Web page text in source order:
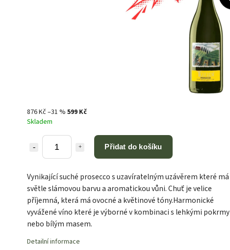
876 Kč–31 % 599 Kč
Skladem
Přidat do košíku
Vynikající suché prosecco s uzavíratelným uzávěrem které má
světle slámovou barvu a aromatickou vůni. Chuť je velice
příjemná, která má ovocné a květinové tóny.Harmonické
vyvážené víno které je výborné v kombinaci s lehkými pokrmy
nebo bílým masem.
Detailní informace